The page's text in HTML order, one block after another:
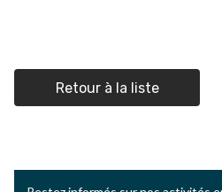
Retour à la liste